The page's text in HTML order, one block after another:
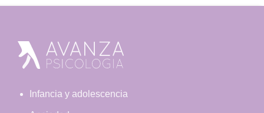
Footer
Infancia y adolescencia